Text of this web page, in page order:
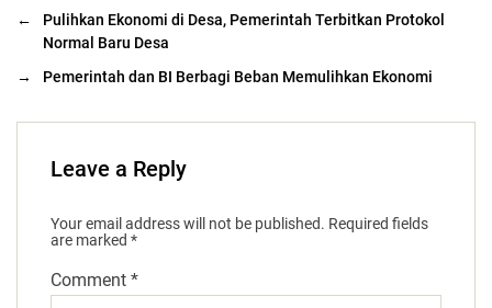
←
Pulihkan Ekonomi di Desa, Pemerintah Terbitkan Protokol
Normal Baru Desa
→
Pemerintah dan BI Berbagi Beban Memulihkan Ekonomi
Leave a Reply
Your email address will not be published. Required fields
are marked *
Comment *